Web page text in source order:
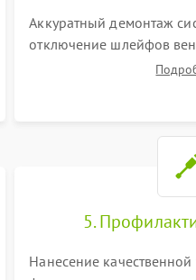
Аккуратный демонтаж
отключение шлейфов
старой термопасты с
5.
Нанесение